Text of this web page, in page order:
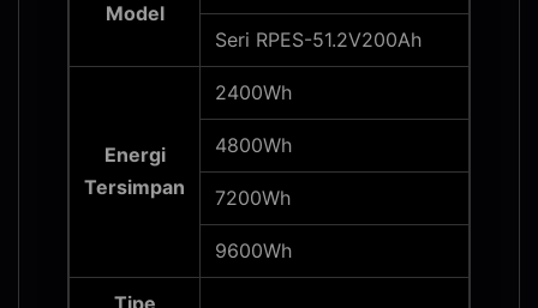
Model
Seri RPES-51.2V200Ah
Energi
Tersimpan
2400Wh
4800Wh
7200Wh
9600Wh
Tipe